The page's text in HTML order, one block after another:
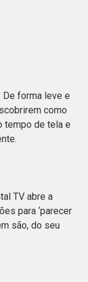
De forma leve e
como
tempo de tela e
TV abre a
para ‘parecer
são, do seu